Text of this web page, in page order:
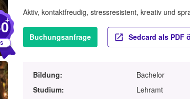
+
Aktiv, kontaktfreudig, stressresistent, kreativ und
Buchungsanfrage Sedcard als PDF
Bildung:
Bachelor
Studium:
Lehramt